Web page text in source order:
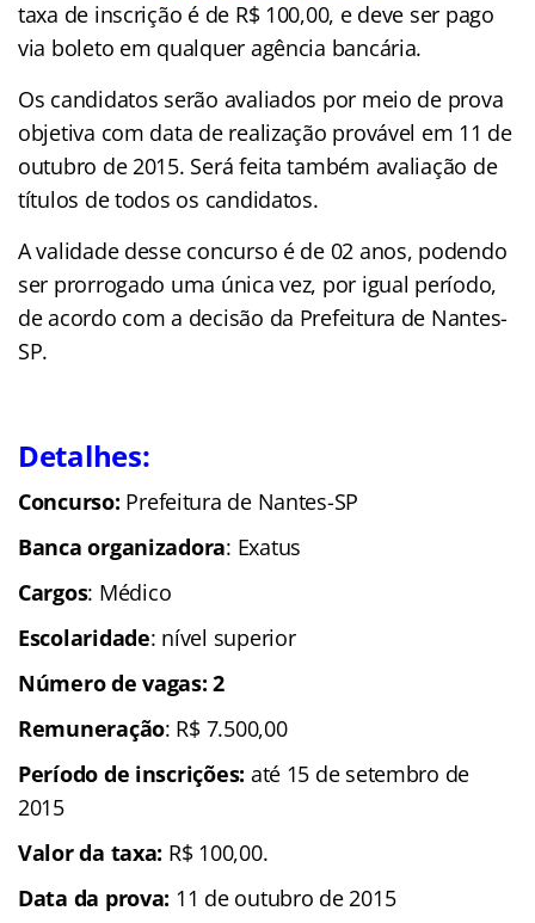
taxa de inscrição é de R$ 100,00, e deve ser pago
via boleto em qualquer agência bancária.
Os candidatos serão avaliados por meio de prova
objetiva com data de realização provável em 11 de
outubro de 2015. Será feita também avaliação de
títulos de todos os candidatos.
A validade desse concurso é de 02 anos, podendo
ser prorrogado uma única vez, por igual período,
de acordo com a decisão da Prefeitura de Nantes-
SP.
Detalhes:
Concurso: Prefeitura de Nantes-SP
Banca organizadora: Exatus
Cargos: Médico
Escolaridade: nível superior
Número de vagas: 2
Remuneração: R$ 7.500,00
Período de inscrições: até 15 de setembro de
2015
Valor da taxa: R$ 100,00.
Data da prova: 11 de outubro de 2015